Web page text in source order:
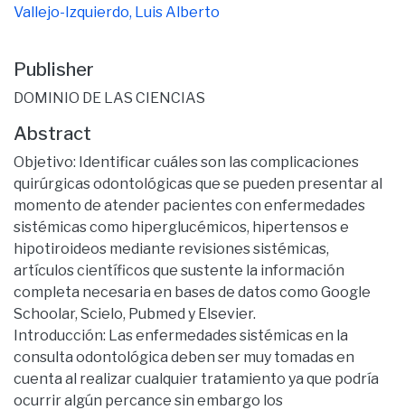
Vallejo-Izquierdo, Luis Alberto
Publisher
DOMINIO DE LAS CIENCIAS
Abstract
Objetivo: Identificar cuáles son las complicaciones
quirúrgicas odontológicas que se pueden presentar al
momento de atender pacientes con enfermedades
sistémicas como hiperglucémicos, hipertensos e
hipotiroideos mediante revisiones sistémicas,
artículos científicos que sustente la información
completa necesaria en bases de datos como Google
Schoolar, Scielo, Pubmed y Elsevier.
Introducción: Las enfermedades sistémicas en la
consulta odontológica deben ser muy tomadas en
cuenta al realizar cualquier tratamiento ya que podría
ocurrir algún percance sin embargo los